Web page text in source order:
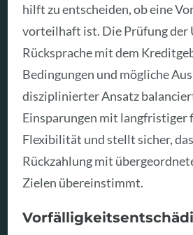
hilft zu entscheiden, ob eine
vorteilhaft ist. Die Prüfung der
Rücksprache mit dem
Bedingungen und mögliche
disziplinierter Ansatz
Einsparungen mit langfristiger
Flexibilität und stellt sicher,
Rückzahlung mit
Zielen übereinstimmt.